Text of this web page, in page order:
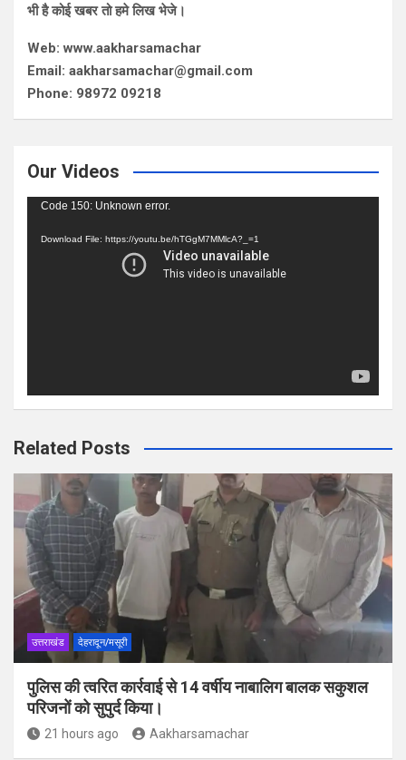
भी है कोई खबर तो हमे लिख भेजे।
Web: www.aakharsamachar
Email: aakharsamachar@gmail.com
Phone: 98972 09218
Our Videos
Video
Code 150: Unknown error.
Download File: https://youtu.be/hTGgM7MMlcA?_=1
Related Posts
उत्तराखंड देहरादून/मसूरी
पुलिस की त्वरित कार्रवाई से 14 वर्षीय नाबालिग बालक सकुशल
परिजनों को सुपुर्द किया।
21 hours ago Aakharsamachar